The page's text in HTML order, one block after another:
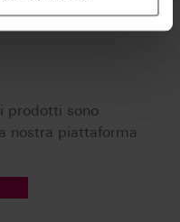
prodotti sono
nostra piattaforma